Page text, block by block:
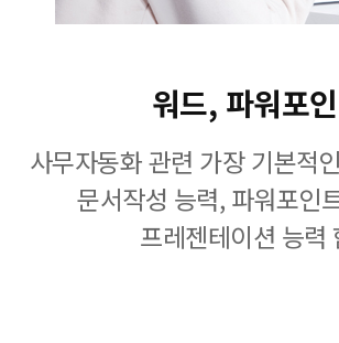
워드, 파워포
사무자동화 관련 가장 기본적
문서작성 능력, 파워포인
프레젠테이션 능력